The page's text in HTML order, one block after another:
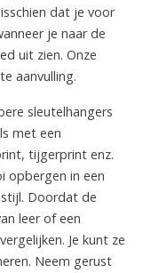
dat je voor
je naar de
uit zien. Onze
aanvulling.
sleutelhangers
met een
tijgerprint enz.
opbergen in een
Doordat de
leer of een
Je kunt ze
Neem gerust